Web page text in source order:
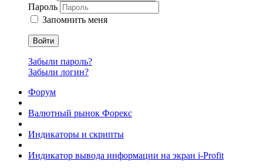
Пароль
Запомнить меня
Войти
Забыли пароль?
Забыли логин?
Форум
Валютный рынок Форекс
Индикаторы и скрипты
Индикатор вывода информации на экран i-Profit